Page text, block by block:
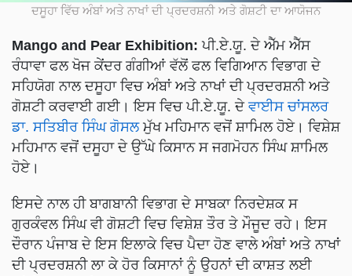
ਦਸੂਹਾ ਵਿੱਚ ਅੰਬਾਂ ਅਤੇ ਨਾਖਾਂ ਦੀ ਪ੍ਰਦਰਸ਼ਨੀ ਅਤੇ ਗੋਸ਼ਟੀ ਦਾ ਆਯੋਜਨ
Mango and Pear Exhibition: ਪੀ.ਏ.ਯੂ. ਦੇ ਐੱਮ ਐੱਸ
ਰੰਧਾਵਾ ਫਲ ਖੋਜ ਕੇਂਦਰ ਗੰਗੀਆਂ ਵੱਲੋਂ ਫਲ ਵਿਗਿਆਨ ਵਿਭਾਗ ਦੇ
ਸਹਿਯੋਗ ਨਾਲ ਦਸੂਹਾ ਵਿਚ ਅੰਬਾਂ ਅਤੇ ਨਾਖਾਂ ਦੀ ਪ੍ਰਦਰਸ਼ਨੀ ਅਤੇ
ਗੋਸ਼ਟੀ ਕਰਵਾਈ ਗਈ। ਇਸ ਵਿਚ ਪੀ.ਏ.ਯੂ. ਦੇ ਵਾਈਸ ਚਾਂਸਲਰ
ਡਾ. ਸਤਿਬੀਰ ਸਿੰਘ ਗੋਸਲਮੁੱਖ ਮਹਿਮਾਨ ਵਜੋਂ ਸ਼ਾਮਿਲ ਹੋਏ। ਵਿਸ਼ੇਸ਼
ਮਹਿਮਾਨ ਵਜੋਂ ਦਸੂਹਾ ਦੇ ਉੱਘੇ ਕਿਸਾਨ ਸ ਜਗਮੋਹਨ ਸਿੰਘ ਸ਼ਾਮਿਲ
ਹੋਏ।
ਇਸਦੇ ਨਾਲ ਹੀ ਬਾਗਬਾਨੀ ਵਿਭਾਗ ਦੇ ਸਾਬਕਾ ਨਿਰਦੇਸ਼ਕ ਸ
ਗੁਰਕੰਵਲ ਸਿੰਘ ਵੀ ਗੋਸ਼ਟੀ ਵਿਚ ਵਿਸ਼ੇਸ਼ ਤੌਰ ਤੇ ਮੌਜੂਦ ਰਹੇ। ਇਸ
ਦੌਰਾਨ ਪੰਜਾਬ ਦੇ ਇਸ ਇਲਾਕੇ ਵਿਚ ਪੈਦਾ ਹੋਣ ਵਾਲੇ ਅੰਬਾਂ ਅਤੇ ਨਾਖਾਂ
ਦੀ ਪ੍ਰਦਰਸ਼ਨੀ ਲਾ ਕੇ ਹੋਰ ਕਿਸਾਨਾਂ ਨੂੰ ਉਹਨਾਂ ਦੀ ਕਾਸ਼ਤ ਲਈ